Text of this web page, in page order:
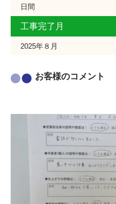
日間
工事完了月
2025年８月
お客様のコメント